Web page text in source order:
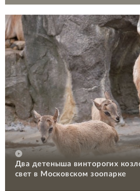
Два детеныша винторогих
свет в Московском зоопарке